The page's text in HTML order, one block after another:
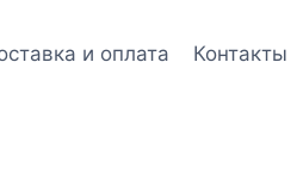
и оплата Контакты